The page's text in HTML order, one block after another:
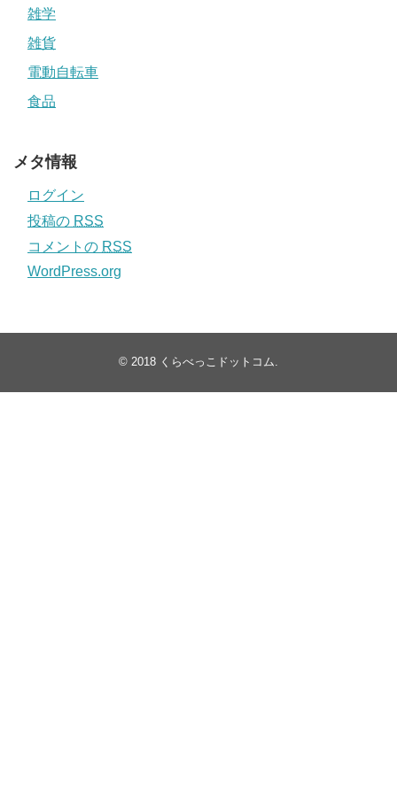
雑学
雑貨
電動自転車
食品
メタ情報
ログイン
投稿の RSS
コメントの RSS
WordPress.org
© 2018 くらべっこドットコム